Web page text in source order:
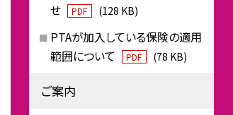
せ
PDF (128 KB)
PTAが加入している保険の適用
範囲について
PDF (78 KB)
ご案内